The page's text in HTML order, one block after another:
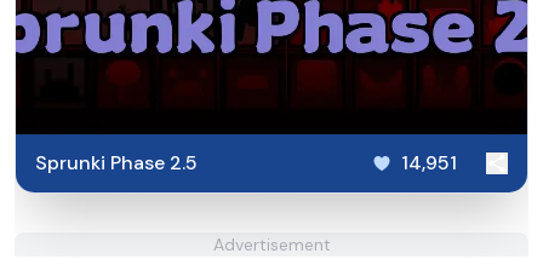
Sprunki Phase 2.5 14,951
Advertisement